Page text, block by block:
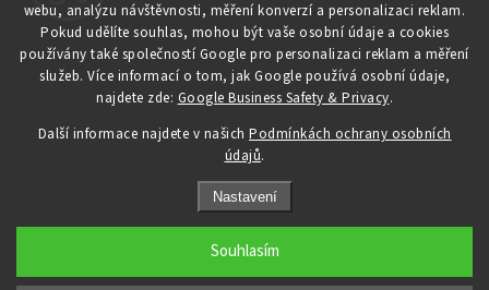
webu, analýzu návštěvnosti, měření konverzí a personalizaci reklam.
Pokud udělíte souhlas, mohou být vaše osobní údaje a cookies
používány také společností Google pro personalizaci reklam a měření
služeb. Více informací o tom, jak Google používá osobní údaje,
najdete zde: Google Business Safety & Privacy.
Další informace najdete v našich Podmínkách ochrany osobních
údajů.
Nastavení
Souhlasím
KONTAKT
obchod@petromila.cz
+420704433780 ► při nedostupnosti využijte email
Upravit nastavení cookies